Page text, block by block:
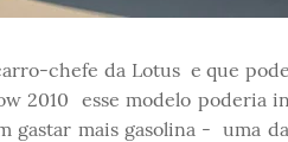
chefe da Lotus e que
2010 esse modelo poderia
gastar mais gasolina - uma